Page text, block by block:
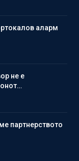
аларм
не е
партнерството